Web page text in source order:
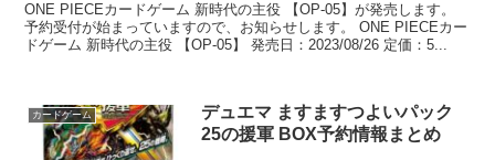
ONE PIECEカードゲーム 新時代の主役 【OP-05】が発売します。
予約受付が始まっていますので、お知らせします。 ONE PIECEカー
ドゲーム 新時代の主役 【OP-05】 発売日：2023/08/26 定価：5...
カードゲーム
デュエマ ますますつよいパック
25の援軍 BOX予約情報まとめ